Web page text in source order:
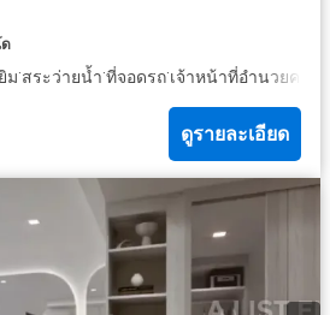
ม·สระว่ายน้ำ·ที่จอดรถ·เจ้าหน้าที่อำนวยควา
ดูรายละเอียด